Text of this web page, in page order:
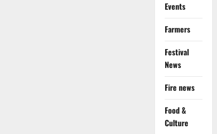
Events
Farmers
Festival
News
Fire news
Food &
Culture